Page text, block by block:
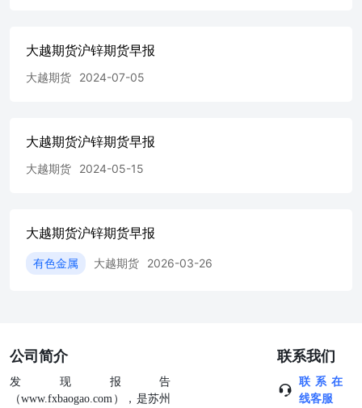
大越期货沪锌期货早报
大越期货 2024-07-05
大越期货沪锌期货早报
大越期货 2024-05-15
大越期货沪锌期货早报
有色金属 大越期货 2026-03-26
公司简介
发现报告
（www.fxbaogao.com），是苏州
联系我们
联系在
线客服